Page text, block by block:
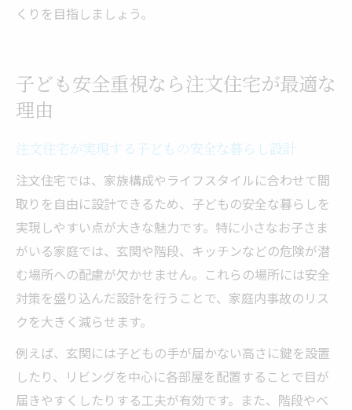
くりを目指しましょう。
子ども安全重視なら注文住宅が最適な
理由
注文住宅が実現する子どもの安全な暮らし設計
注文住宅では、家族構成やライフスタイルに合わせて間
取りを自由に設計できるため、子どもの安全な暮らしを
実現しやすい点が大きな魅力です。特に小さなお子さま
がいる家庭では、玄関や階段、キッチンなどの危険が潜
む場所への配慮が欠かせません。これらの場所には安全
対策を盛り込んだ設計を行うことで、家庭内事故のリス
クを大きく減らせます。
例えば、玄関には子どもの手が届かない高さに鍵を設置
したり、リビングを中心に各部屋を配置することで目が
届きやすくしたりする工夫が有効です。また、階段やベ